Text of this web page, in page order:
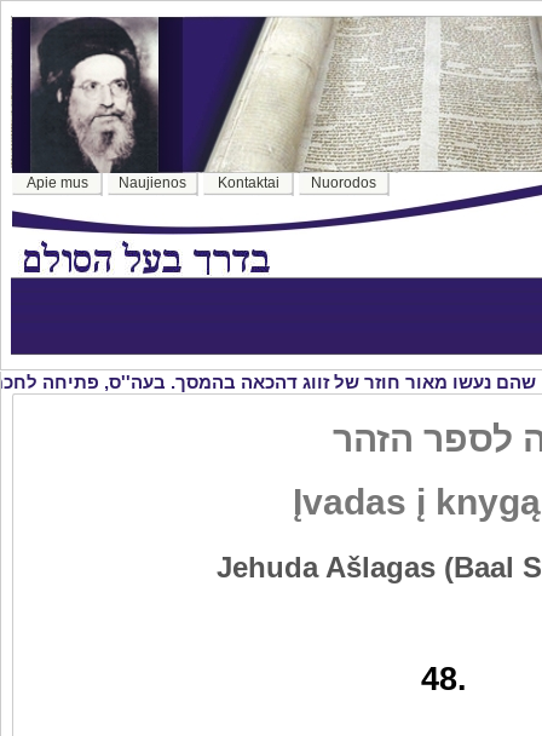
Apie mus Naujienos Kontaktai Nuorodos
Įvadas į
Jehuda Ašlagas (Baal
48.